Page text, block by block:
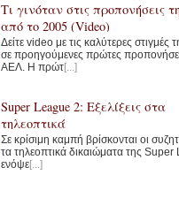
Τι γινόταν στις προπονήσεις
από το 2005 (Video)
Δείτε video με τις καλύτερες στιγμές
σε προηγούμενες πρώτες
ΑΕΛ. Η πρώτ[...]
Super League 2: Εξελίξεις στα
τηλεοπτικά
Σε κρίσιμη καμπή βρίσκονται οι
τα τηλεοπτικά δικαιώματα της
ενόψε[...]